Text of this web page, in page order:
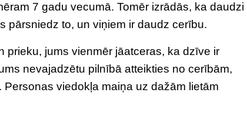
7 gadu vecumā. Tomēr izrādās, ka daudzi
pārsniedz to, un viņiem ir daudz cerību.
prieku, jums vienmēr jāatceras, ka dzīve ir
nevajadzētu pilnībā atteikties no cerībām,
viedokļa maiņa uz dažām lietām